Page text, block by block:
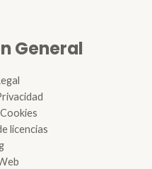
General
licencias